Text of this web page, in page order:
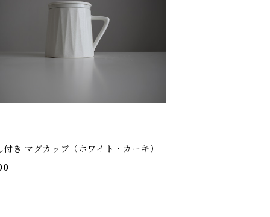
付き マグカップ（ホワイト・カーキ）